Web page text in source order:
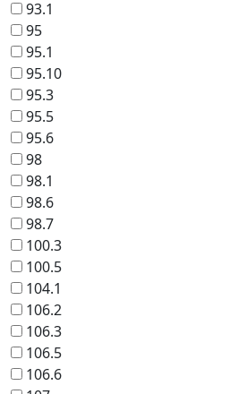
93.1
95
95.1
95.10
95.3
95.5
95.6
98
98.1
98.6
98.7
100.3
100.5
104.1
106.2
106.3
106.5
106.6